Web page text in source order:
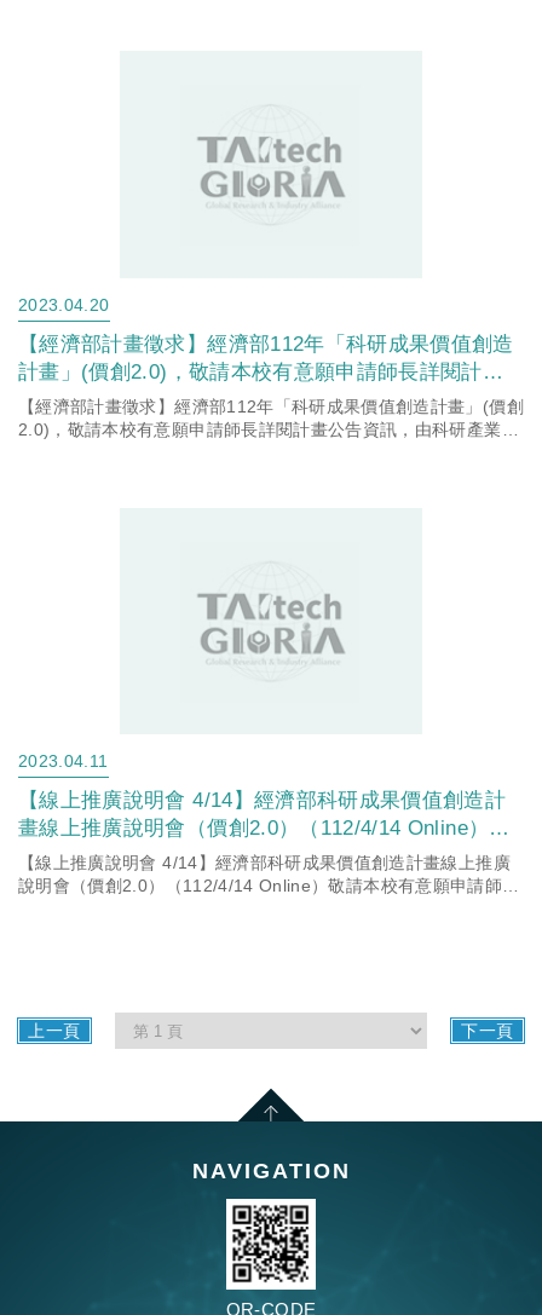
2023.04.20
【經濟部計畫徵求】經濟部112年「科研成果價值創造
計畫」(價創2.0)，敬請本校有意願申請師長詳閱計畫
公告資訊。
【經濟部計畫徵求】經濟部112年「科研成果價值創造計畫」(價創
2.0)，敬請本校有意願申請師長詳閱計畫公告資訊，由科研產業化
2023.04.11
【線上推廣說明會 4/14】經濟部科研成果價值創造計
畫線上推廣說明會（價創2.0）（112/4/14 Online）敬
請本校有意願申請師長把握機會參加。(「臺灣大學系
統科研產業化平台」臺科大窗口)
【線上推廣說明會 4/14】經濟部科研成果價值創造計畫線上推廣
說明會（價創2.0）（112/4/14 Online）敬請本校有意願申請師長
上一頁 下一頁
NAVIGATION
QR-CODE